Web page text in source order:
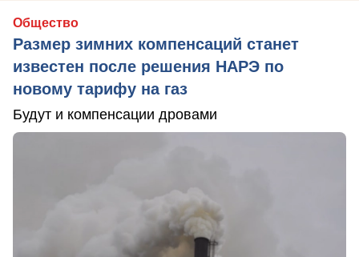
Общество
Размер зимних компенсаций станет
известен после решения НАРЭ по
новому тарифу на газ
Будут и компенсации дровами